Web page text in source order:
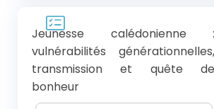
Jeunesse calédonienne :
vulnérabilités générationnelles,
transmission et quête de
bonheur